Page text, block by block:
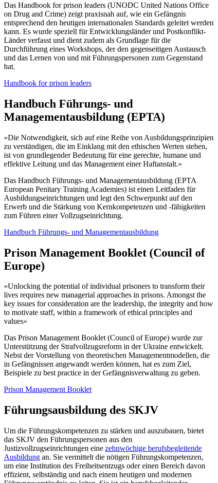
Das Handbook for prison leaders (UNODC United Nations Office
on Drug and Crime) zeigt praxisnah auf, wie ein Gefängnis
entsprechend den heutigen internationalen Standards geleitet werden
kann. Es wurde speziell für Entwicklungsländer und Postkonflikt-
Länder verfasst und dient zudem als Grundlage für die
Durchführung eines Workshops, der den gegenseitigen Austausch
und das Lernen von und mit Führungspersonen zum Gegenstand
hat.
Handbook for prison leaders
Handbuch Führungs- und
Managementausbildung (EPTA)
«Die Notwendigkeit, sich auf eine Reihe von Ausbildungsprinzipien
zu verständigen, die im Einklang mit den ethischen Werten stehen,
ist von grundlegender Bedeutung für eine gerechte, humane und
effektive Leitung und das Management einer Haftanstalt.»
Das Handbuch Führungs- und Managementausbildung (EPTA
European Penitary Training Academies) ist einen Leitfaden für
Ausbildungseinrichtungen und legt den Schwerpunkt auf den
Erwerb und die Stärkung von Kernkompetenzen und -fähigkeiten
zum Führen einer Vollzugseinrichtung.
Handbuch Führungs- und Managementausbildung
Prison Management Booklet (Council of
Europe)
«Unlocking the potential of individual prisoners to transform their
lives requires new managerial approaches in prisons. Amongst the
key issues for consideration are the leadership, the integrity and how
to motivate staff, within a framework of ethical principles and
values»
Das Prison Management Booklet (Council of Europe) wurde zur
Unterstützung der Strafvollzugsreform in der Ukraine entwickelt.
Nebst der Vorstellung von theoretischen Managementmodellen, die
in Gefängnissen angewandt werden können, hat es zum Ziel,
Beispiele zu best practice in der Gefängnisverwaltung zu geben.
Prison Management Booklet
Führungsausbildung des SKJV
Um die Führungskompetenzen zu stärken und auszubauen, bietet
das SKJV den Führungspersonen aus den
Justizvollzugseinrichtungen eine zehnwöchige berufsbegleitende
Ausbildung an. Sie vermittelt die nötigen Führungskompetenzen,
um eine Institution des Freiheitsentzugs oder einen Bereich davon
effizient, selbständig und nach einem heutigen und modernen